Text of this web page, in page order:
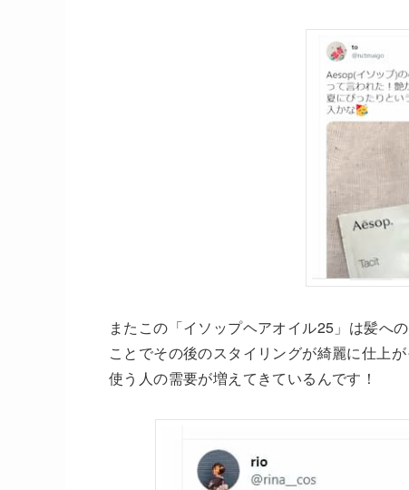
またこの「イソップヘアオイル25」は髪へ
ことでその後のスタイリングが綺麗に仕上
使う人の需要が増えてきているんです！